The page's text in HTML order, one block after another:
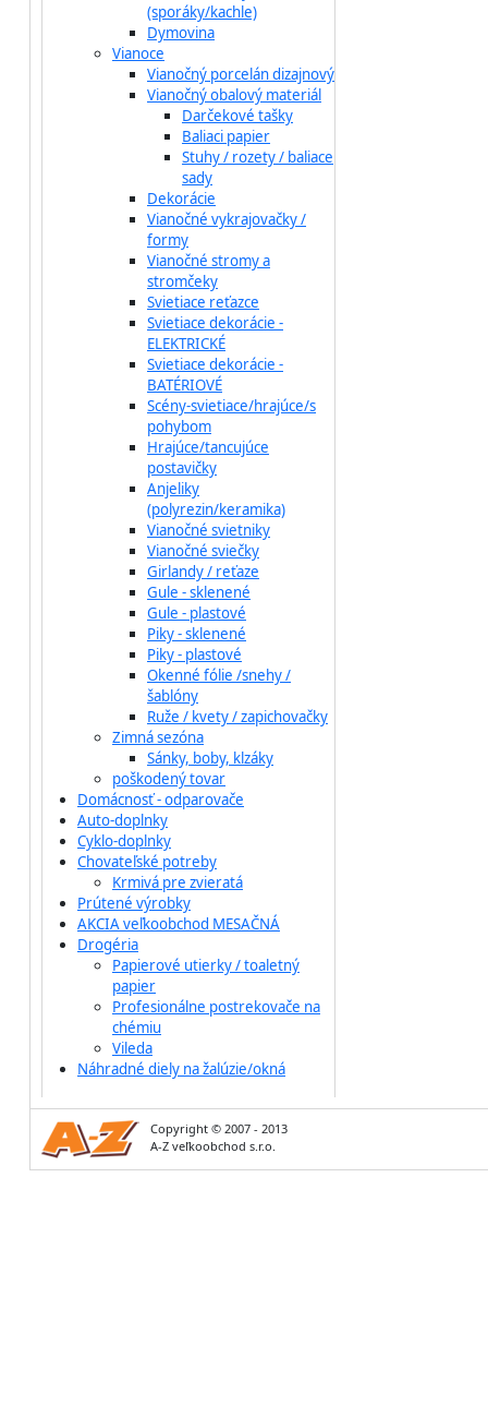
(sporáky/kachle)
Dymovina
Vianoce
Vianočný porcelán dizajnový
Vianočný obalový materiál
Darčekové tašky
Baliaci papier
Stuhy / rozety / baliace
sady
Dekorácie
Vianočné vykrajovačky /
formy
Vianočné stromy a
stromčeky
Svietiace reťazce
Svietiace dekorácie -
ELEKTRICKÉ
Svietiace dekorácie -
BATÉRIOVÉ
Scény-svietiace/hrajúce/s
pohybom
Hrajúce/tancujúce
postavičky
Anjeliky
(polyrezin/keramika)
Vianočné svietniky
Vianočné sviečky
Girlandy / reťaze
Gule - sklenené
Gule - plastové
Piky - sklenené
Piky - plastové
Okenné fólie /snehy /
šablóny
Ruže / kvety / zapichovačky
Zimná sezóna
Sánky, boby, klzáky
poškodený tovar
Domácnosť - odparovače
Auto-doplnky
Cyklo-doplnky
Chovateľské potreby
Krmivá pre zvieratá
Prútené výrobky
AKCIA veľkoobchod MESAČNÁ
Drogéria
Papierové utierky / toaletný
papier
Profesionálne postrekovače na
chémiu
Vileda
Náhradné diely na žalúzie/okná
Copyright © 2007 - 2013
A-Z veľkoobchod s.r.o.